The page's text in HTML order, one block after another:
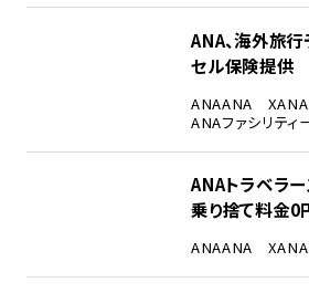
ANA、海外旅
セル保険提供
ANAANA X
ANAファシリティ
ANAトラベラ
乗り捨て料金
ANAANA X